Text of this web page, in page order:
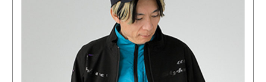
¥22,000(税込)
SOLID BLACK
3L
¥22,000 (税込)
カートに入れる